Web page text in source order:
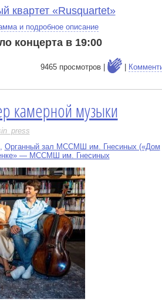
квартет «Rusquartet»
и подробное описание
концерта в 19:00
9465 просмотров |
камерной музыки
Органный зал МССМШ им. Гнесиных («Дом
— МССМШ им. Гнесиных